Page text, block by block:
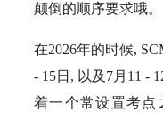
颠倒的顺序要求哦。
在2026年的时候,
- 15日, 以及7月11 -
着一个常设置考点